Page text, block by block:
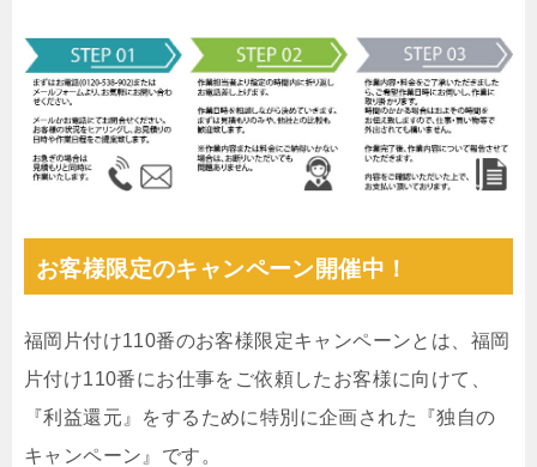
お客様限定のキャンペーン開催中！
福岡片付け110番のお客様限定キャンペーンとは、福岡
片付け110番にお仕事をご依頼したお客様に向けて、
『利益還元』をするために特別に企画された『独自の
キャンペーン』です。